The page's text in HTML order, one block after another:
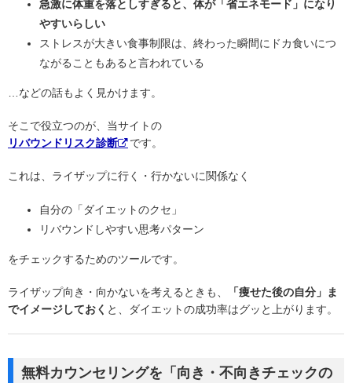
急激に体重を落としすぎると、体が「省エネモード」になり
やすいらしい
ストレスが大きい食事制限は、終わった瞬間にドカ食いにつ
ながることもあると言われている
…などの話もよく見かけます。
そこで役立つのが、当サイトの
リバウンドリスク診断
です。
これは、ライザップに行く・行かないに関係なく
自分の「ダイエットのクセ」
リバウンドしやすい思考パターン
をチェックするためのツールです。
ライザップ向き・向かないを考えるときも、
「痩せた後の自分」ま
でイメージしておく と、ダイエットの成功率はグッと上がります。
無料カウンセリングを「向き・不向きチェックの